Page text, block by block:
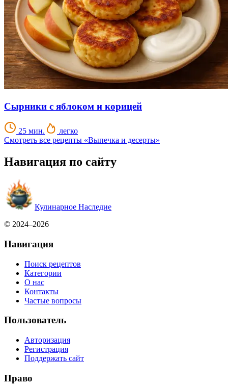
Сырники с яблоком и корицей
25 мин.
легко
Смотреть все рецепты «Выпечка и десерты»
Навигация по сайту
Кулинарное Наследие
© 2024–2026
Навигация
Поиск рецептов
Категории
О нас
Контакты
Частые вопросы
Пользователь
Авторизация
Регистрация
Поддержать сайт
Право